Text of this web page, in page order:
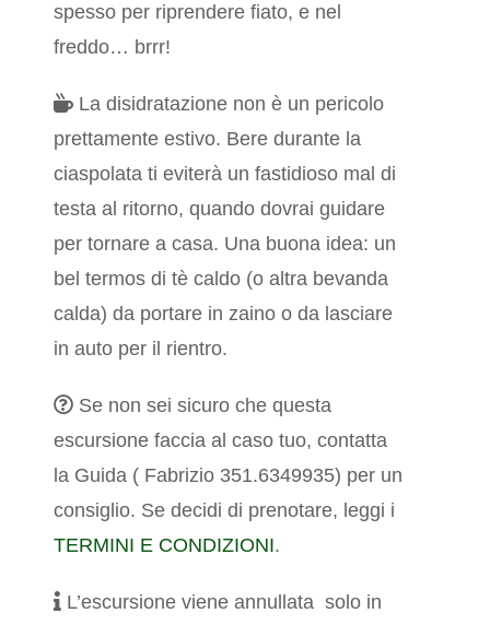
spesso per riprendere fiato, e nel
freddo… brrr!
La disidratazione non è un pericolo
prettamente estivo. Bere durante la
ciaspolata ti eviterà un fastidioso mal di
testa al ritorno, quando dovrai guidare
per tornare a casa. Una buona idea: un
bel termos di tè caldo (o altra bevanda
calda) da portare in zaino o da lasciare
in auto per il rientro.
Se non sei sicuro che questa
escursione faccia al caso tuo, contatta
la Guida ( Fabrizio 351.6349935) per un
consiglio. Se decidi di prenotare, leggi i
TERMINI E CONDIZIONI.
L’escursione viene annullata solo in